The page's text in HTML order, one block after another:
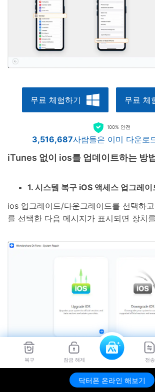
복구 잠금 해제 전송
닥터폰 온라인 해보기
무료 체험하기 무료 체
100% 안전
3,516,688사람들은 이미 다운로
iTunes 없이 ios를 업데이트하는 방법
1. 시스템 복구 iOS 액세스 업그레이
ios 업그레이드/다운그레이드를 선택하
를 선택한 다음 메시지가 표시되면 장치
2. 최신 버전을 설치하고 지금 복구